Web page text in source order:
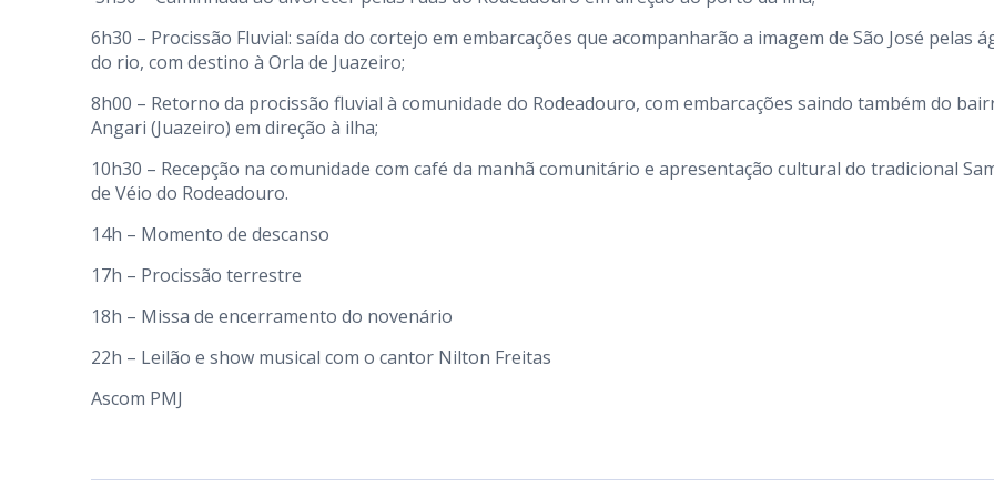
6h30 – Procissão Fluvial: saída do cortejo em embarcações que acompanharão a imagem de São José pelas
do rio, com destino à Orla de Juazeiro;
8h00 – Retorno da procissão fluvial à comunidade do Rodeadouro, com embarcações saindo também do
Angari (Juazeiro) em direção à ilha;
10h30 – Recepção na comunidade com café da manhã comunitário e apresentação cultural do tradicional
de Véio do Rodeadouro.
14h – Momento de descanso
17h – Procissão terrestre
18h – Missa de encerramento do novenário
22h – Leilão e show musical com o cantor Nilton Freitas
Ascom PMJ